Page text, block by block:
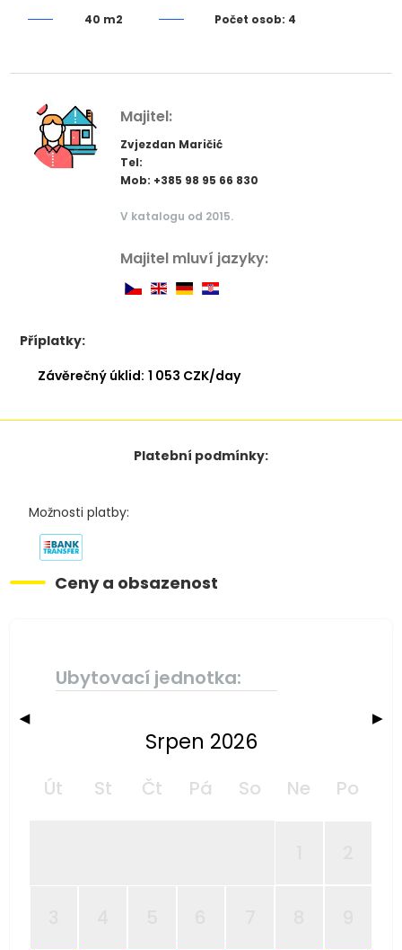
40 m2 Počet osob: 4
Majitel:
Zvjezdan Maričić
Tel:
Mob: +385 98 95 66 830
V katalogu od 2015.
Majitel mluví jazyky:
Příplatky:
Závěrečný úklid: 1 053 CZK/day
Platební podmínky:
Možnosti platby:
Ceny a obsazenost
Ubytovací jednotka:
◀ ▶
Srpen 2026
Út St Čt Pá So Ne Po